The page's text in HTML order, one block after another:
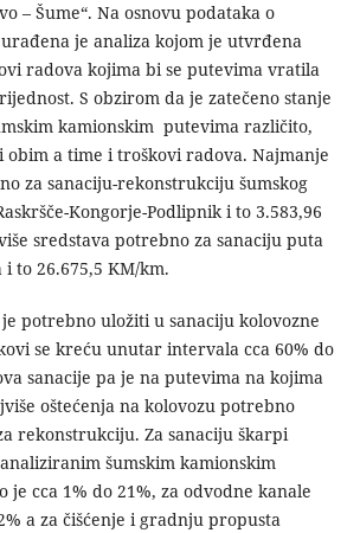
– Šume“. Na osnovu podataka o
je analiza kojom je utvrđena
radova kojima bi se putevima vratila
S obzirom da je zatečeno stanje
kamionskim putevima različito,
obim a time i troškovi radova. Najmanje
za sanaciju-rekonstrukciju šumskog
Kongorje-Podlipnik i to 3.583,96
sredstava potrebno za sanaciju puta
i to 26.675,5 KM/km.
potrebno uložiti u sanaciju kolovozne
se kreću unutar intervala cca 60% do
sanacije pa je na putevima na kojima
oštećenja na kolovozu potrebno
rekonstrukciju. Za sanaciju škarpi
šumskim kamionskim
cca 1% do 21%, za odvodne kanale
a za čišćenje i gradnju propusta